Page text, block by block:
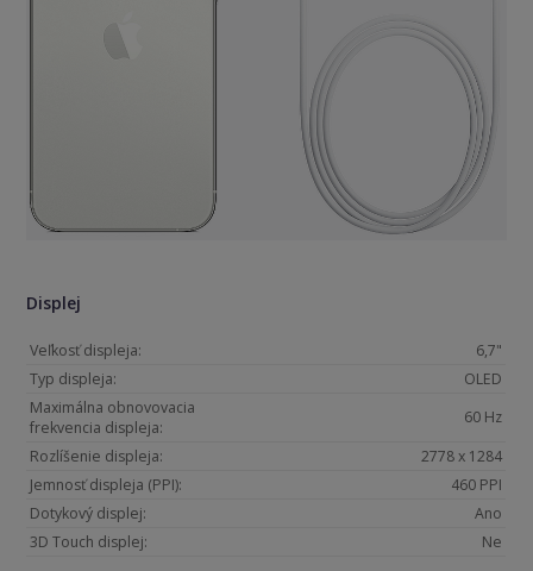
Displej
Veľkosť displeja:
6,7"
Typ displeja:
OLED
Maximálna obnovovacia
frekvencia displeja:
60 Hz
Rozlíšenie displeja:
2778 x 1284
Jemnosť displeja (PPI):
460 PPI
Dotykový displej:
Ano
3D Touch displej:
Ne